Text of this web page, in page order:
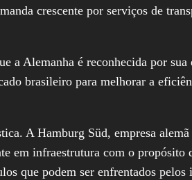
crescente por serviços de
a Alemanha é reconhecida por
brasileiro para melhorar a
A Hamburg Süd, empresa
em infraestrutura com o propósito
que podem ser enfrentados pelos